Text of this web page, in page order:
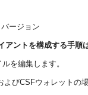
ージョン
アントを構成する手順
を編集します。
よびCSFウォレットの